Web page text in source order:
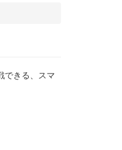
できる、スマ